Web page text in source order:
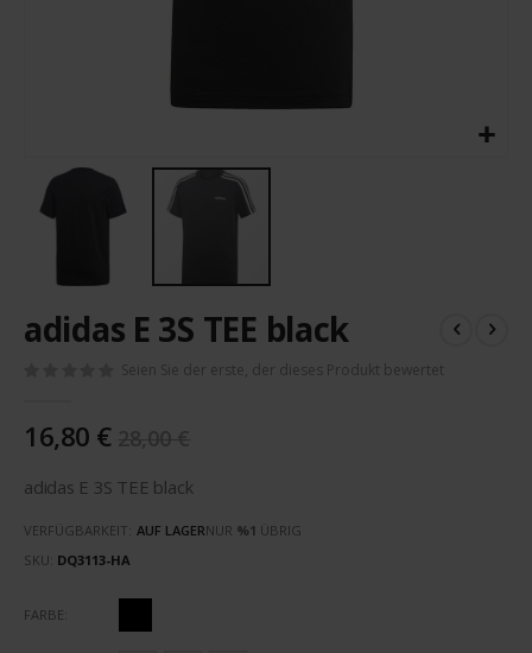
Anfang
der
adidas E 3S TEE black
Seien Sie der erste, der dieses Produkt bewertet
16,80 €
adidas E 3S TEE black
VERFÜGBARKEIT: AUF LAGERNUR %1 ÜBRIG
SKU DQ3113-HA
FARBE